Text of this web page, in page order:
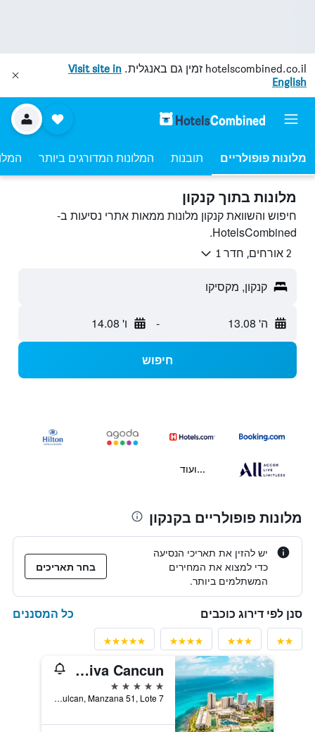
hotelscombined.co.il זמין גם באנגלית. Visit site in
English
מלונות פופולריים תובנות המלונות המדורגים ביותר
מלונות בתוך קנקון
חיפוש והשוואת קנקון מלונות ממאות אתרי נסיעות ב-
HotelsCombined.
2 אורחים, חדר 1
קנקון, מקסיקו
ה' 13.08 - ו' 14.08
חיפוש
...ועוד
מלונות פופולריים בקנקון
יש להזין את תאריכי הנסיעה
כדי למצוא את המחירים
המשתלמים ביותר.
בחר תאריכים
סנן לפי דירוג כוכבים כל המסננים
Hyatt Ziva Cancun
5 כוכבים
Blvd. Kukulcan, Manzana 51, Lote 7, קנקון, מדינת קינטאנה רו, מקסיקו